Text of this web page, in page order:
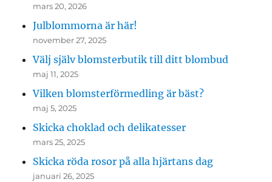
mars 20, 2026
Julblommorna är här!
november 27, 2025
Välj själv blomsterbutik till ditt blombud
maj 11, 2025
Vilken blomsterförmedling är bäst?
maj 5, 2025
Skicka choklad och delikatesser
mars 25, 2025
Skicka röda rosor på alla hjärtans dag
januari 26, 2025